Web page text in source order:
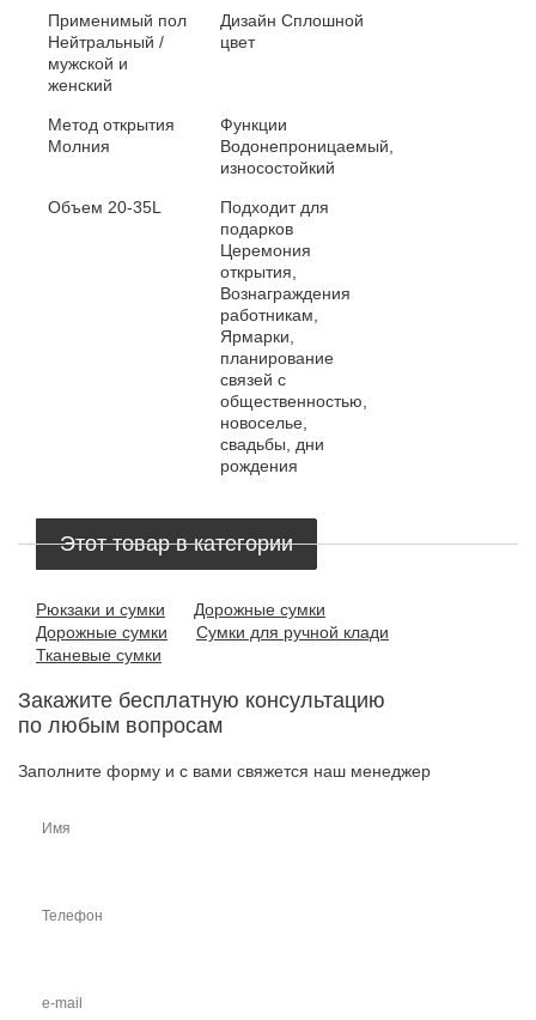
Применимый пол
Нейтральный /
мужской и
женский
ДизайнСплошной
цвет
Метод открытия
Молния
Функции
Водонепроницаемый,
износостойкий
Объем 20-35L
Подходит для
подарков
Церемония
открытия,
Вознаграждения
работникам,
Ярмарки,
планирование
связей с
общественностью,
новоселье,
свадьбы, дни
рождения
Этот товар в категории
Рюкзаки и сумки
Дорожные сумки
Дорожные сумки
Сумки для ручной клади
Тканевые сумки
Закажите бесплатную консультацию
по любым вопросам
Заполните форму и с вами свяжется наш менеджер